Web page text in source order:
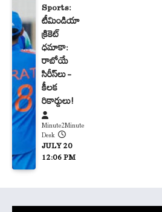
Sports:
టీమిండియా
క్రికెట్
ధమాకా:
రాబోయే
సిరీస్‌లు –
కీలక
రికార్డులు!
Minute2Minute
Desk
JULY 20
12:06 PM